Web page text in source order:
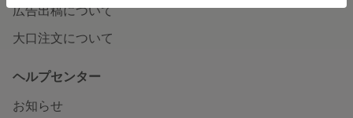
広告出稿について
大口注文について
ヘルプセンター
お知らせ